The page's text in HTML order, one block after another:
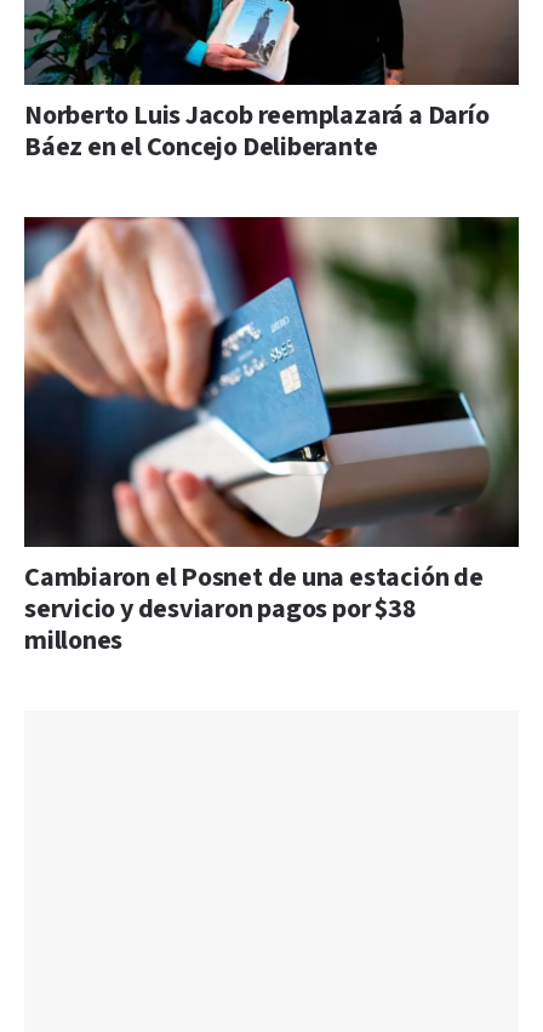
Norberto Luis Jacob reemplazará a Darío
Báez en el Concejo Deliberante
Cambiaron el Posnet de una estación de
servicio y desviaron pagos por $38
millones